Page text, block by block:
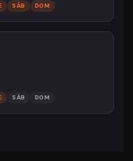
SÁB DOM
SÁB DOM